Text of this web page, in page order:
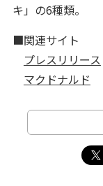
キ」の6種類。
■関連サイト
プレスリリース
マクドナルド